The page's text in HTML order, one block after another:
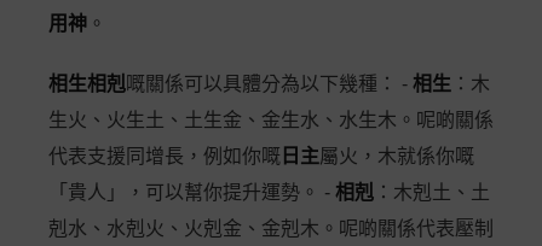
用神 。
相生相剋嘅關係可以具體分為以下幾種： - 相生 ：木
生火、火生土、土生金、金生水、水生木。呢啲關係
代表支援同增長，例如你嘅 日主屬火，木就係你嘅
「貴人」，可以幫你提升運勢。 - 相剋 ：木剋土、土
剋水、水剋火、火剋金、金剋木。呢啲關係代表壓制